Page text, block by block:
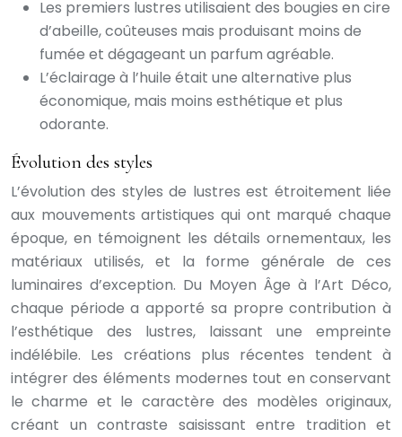
Les premiers lustres utilisaient des bougies en cire
d’abeille, coûteuses mais produisant moins de
fumée et dégageant un parfum agréable.
L’éclairage à l’huile était une alternative plus
économique, mais moins esthétique et plus
odorante.
Évolution des styles
L’évolution des styles de lustres est étroitement liée
aux mouvements artistiques qui ont marqué chaque
époque, en témoignent les détails ornementaux, les
matériaux utilisés, et la forme générale de ces
luminaires d’exception. Du Moyen Âge à l’Art Déco,
chaque période a apporté sa propre contribution à
l’esthétique des lustres, laissant une empreinte
indélébile. Les créations plus récentes tendent à
intégrer des éléments modernes tout en conservant
le charme et le caractère des modèles originaux,
créant un contraste saisissant entre tradition et